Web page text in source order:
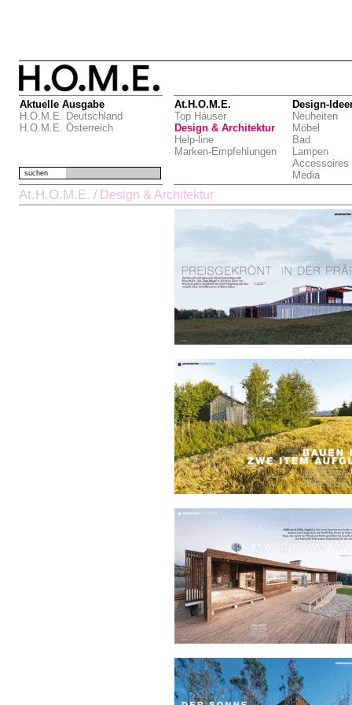
Aktuelle Ausgabe
H.O.M.E. Deutschland
H.O.M.E. Österreich
At.H.O.M.E.
Top Häuser
Design & Architektur
Help-line
Marken-Empfehlungen
Design-
Neuheiten
Möbel
Bad
Lampen
Accessoires
Media
suchen
At.H.O.M.E. / Design & Architektur